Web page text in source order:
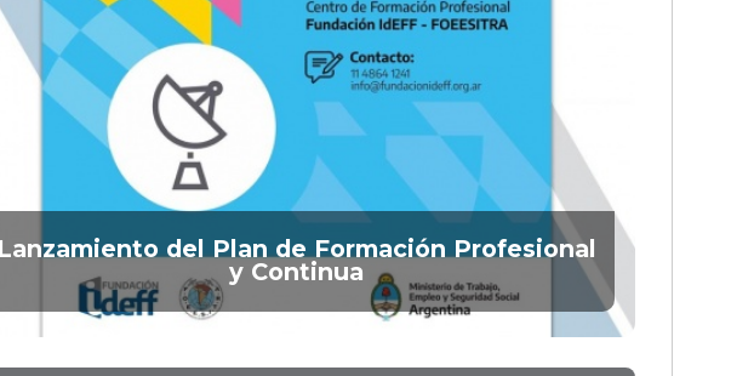
Lanzamiento del Plan de Formación Profesional
y Continua